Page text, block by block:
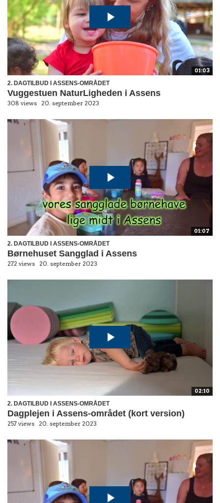
01:03
2. DAGTILBUD I ASSENS-OMRÅDET
Vuggestuen NaturLigheden i Assens
308 views 20. september 2023
01:07
2. DAGTILBUD I ASSENS-OMRÅDET
Børnehuset Sangglad i Assens
272 views 20. september 2023
02:10
2. DAGTILBUD I ASSENS-OMRÅDET
Dagplejen i Assens-området (kort version)
257 views 20. september 2023